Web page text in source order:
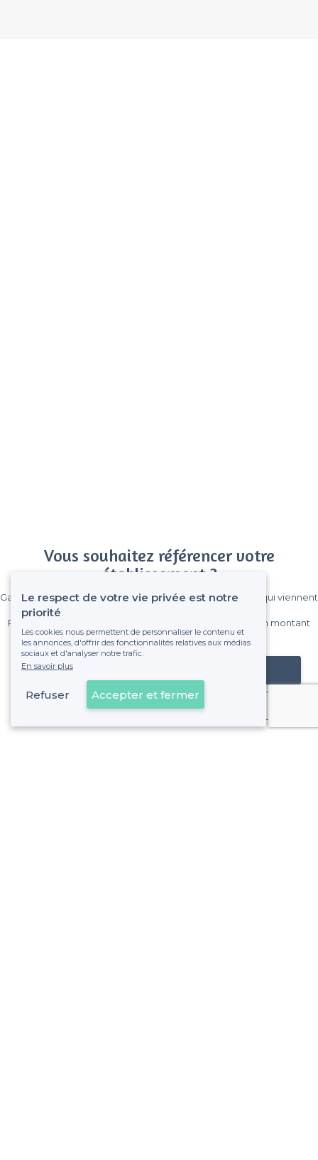
Vous souhaitez référencer votre
établissement ?
Gagnez de nombreux clients parmi le million de visiteurs qui viennent
Pas de commissions et sans engagement, vous payez un montant
fixe sans risque de voir déraper la facture.
Référencer mon établissement
Déjà client
Le respect de votre vie privée est notre
priorité
Les cookies nous permettent de personnaliser le contenu et
les annonces, d'offrir des fonctionnalités relatives aux médias
sociaux et d'analyser notre trafic.
En savoir plus
Refuser Accepter et fermer